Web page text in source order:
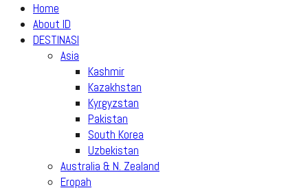
Home
About ID
DESTINASI
Asia
Kashmir
Kazakhstan
Kyrgyzstan
Pakistan
South Korea
Uzbekistan
Australia & N. Zealand
Eropah